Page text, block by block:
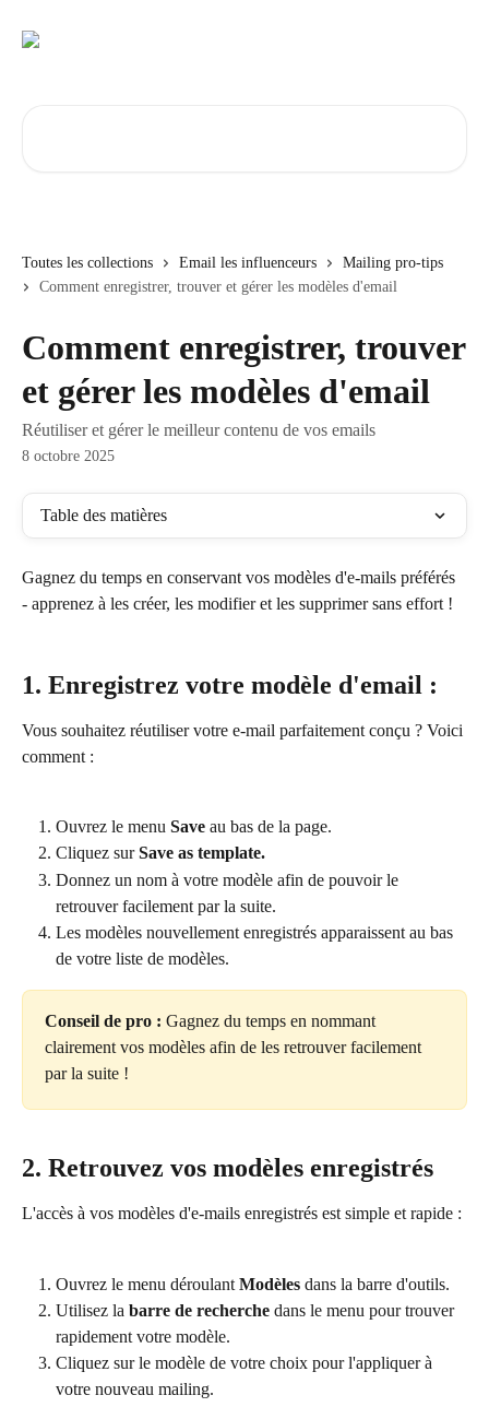
Toutes les collections Email les influenceurs
Mailing pro-tips
Comment enregistrer, trouver et gérer les modèles d'email
Comment enregistrer, trouver
et gérer les modèles d'email
Réutiliser et gérer le meilleur contenu de vos emails
8 octobre 2025
Table des matières
Gagnez du temps en conservant vos modèles d'e-mails préférés
- apprenez à les créer, les modifier et les supprimer sans effort !
1. Enregistrez votre modèle d'email :
Vous souhaitez réutiliser votre e-mail parfaitement conçu ? Voici
comment :
Ouvrez le menu Save au bas de la page.
Cliquez sur Save as template.
Donnez un nom à votre modèle afin de pouvoir le
retrouver facilement par la suite.
Les modèles nouvellement enregistrés apparaissent au bas
de votre liste de modèles.
Conseil de pro : Gagnez du temps en nommant
clairement vos modèles afin de les retrouver facilement
par la suite !
2. Retrouvez vos modèles enregistrés
L'accès à vos modèles d'e-mails enregistrés est simple et rapide :
Ouvrez le menu déroulant Modèles dans la barre d'outils.
Utilisez la barre de recherche dans le menu pour trouver
rapidement votre modèle.
Cliquez sur le modèle de votre choix pour l'appliquer à
votre nouveau mailing.